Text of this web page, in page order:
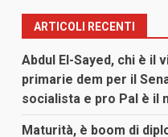
ARTICOLI RECENTI
Abdul El-Sayed, chi è il
primarie dem per il
socialista e pro Pal è il
Maturità, è boom di